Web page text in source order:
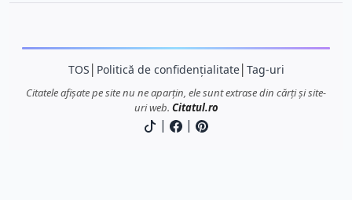
TOS Politică de confidențialitate│ Tag-uri
Citatele afișate pe site nu ne aparțin, ele sunt extrase din cărți și site-
uri web. Citatul.ro
| |